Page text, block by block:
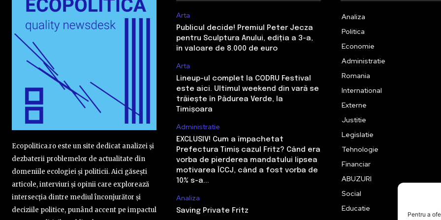
Pentru a
Ecopolitica.ro este un site dedicat analizei și
dezbaterii problemelor de actualitate din
domeniile ecologiei și politicii. Aici găsești
articole, interviuri și opinii care explorează
intersecția dintre mediul înconjurător și
deciziile politice, punând accent pe impactul
Arta
Publicul decide! Premiul Peter Jecza
pentru Sculptura Anului, ediția a 3-a,
în valoare de 8.000 de euro
Arta
Lineup-ul complet la CODRU Festival
este aici. Ultimul weekend din vară se
trăiește în Pădurea Verde, la
Timișoara
Administratie
EXCLUSIV! Cum a împachetat
Prefectura Timiș cazul Fritz? Când era
vorba de pierderea mandatului lipsea
motivarea ÎCCJ, când a fost vorba de
10% s-a...
Analiza
Saving Private Fritz
Analiza
Politica
Economie
Administratie
Romania
International
Externe
Justitie
Legislatie
Tehnologie
Financiar
ABUZURI
Social
Educatie